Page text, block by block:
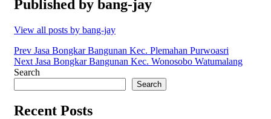
Published by bang-jay
View all posts by bang-jay
Post
navigation
Prev Jasa Bongkar Bangunan Kec. Plemahan Purwoasri
Next Jasa Bongkar Bangunan Kec. Wonosobo Watumalang
Search
Search
Recent Posts